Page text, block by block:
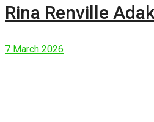
Rina Renville
7 March 2026